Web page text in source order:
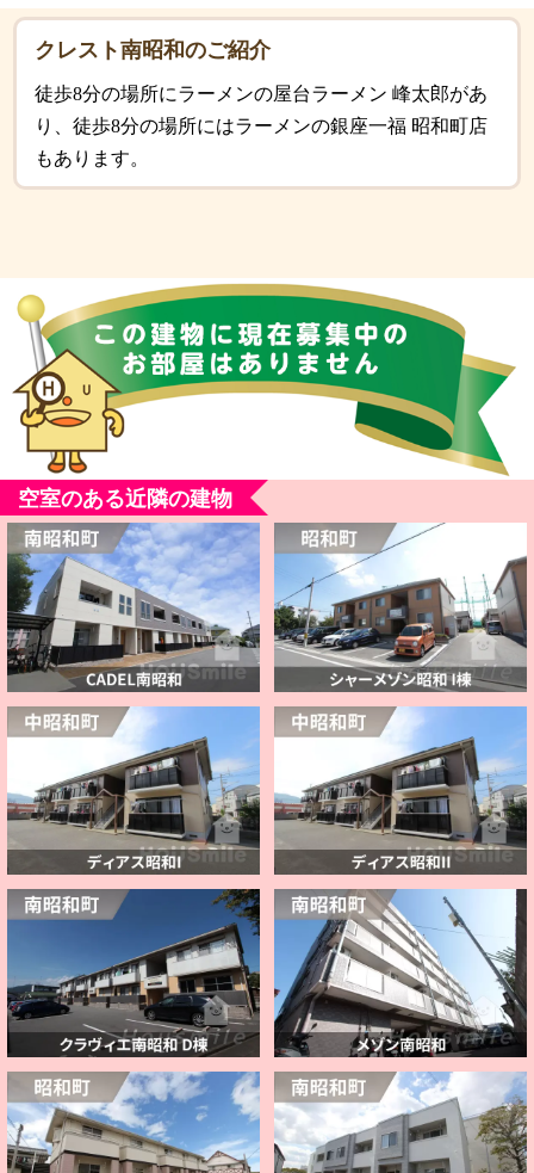
クレスト南昭和のご紹介
徒歩8分の場所にラーメンの屋台ラーメン 峰太郎があ
り、徒歩8分の場所にはラーメンの銀座一福 昭和町店
もあります。
空室のある近隣の建物